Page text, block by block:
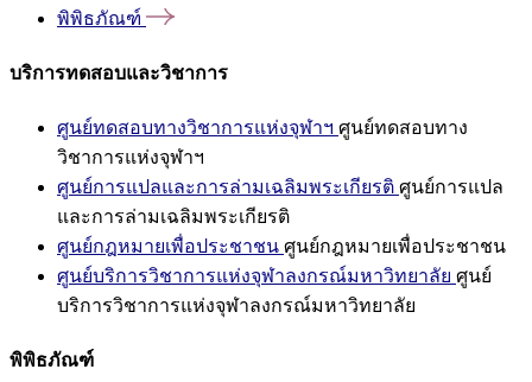
พิพิธภัณฑ์
บริการทดสอบและวิชาการ
ศูนย์ทดสอบทางวิชาการแห่งจุฬาฯ ศูนย์ทดสอบทาง
วิชาการแห่งจุฬาฯ
ศูนย์การแปลและการล่ามเฉลิมพระเกียรติ ศูนย์การแปล
และการล่ามเฉลิมพระเกียรติ
ศูนย์กฎหมายเพื่อประชาชน ศูนย์กฎหมายเพื่อประชาชน
ศูนย์บริการวิชาการแห่งจุฬาลงกรณ์มหาวิทยาลัย ศูนย์
บริการวิชาการแห่งจุฬาลงกรณ์มหาวิทยาลัย
พิพิธภัณฑ์